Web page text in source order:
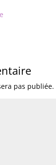
pas publiée.